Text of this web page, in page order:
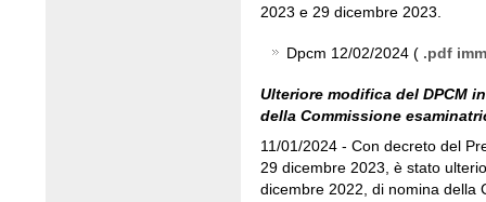
2023 e 29 dicembre 2023.
Dpcm 12/02/2024 ( .pdf
Ulteriore modifica del DPCM
della Commissione
11/01/2024 - Con decreto del
29 dicembre 2023, è stato
dicembre 2022, di nomina della